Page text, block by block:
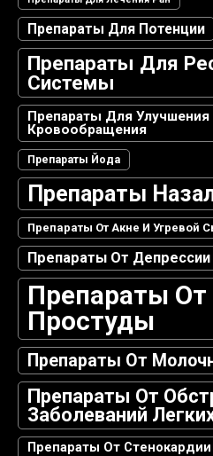
Препараты Для Потенции
Препараты Для
Системы
Препараты Для Улучшения
Кровообращения
Препараты Йода
Препараты
Препараты От Акне И Угревой
Препараты От Депрессии
Препараты
Простуды
Препараты От
Препараты От
Заболеваний
Препараты От Стенокардии